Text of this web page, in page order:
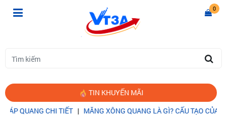
0
TIN KHUYẾN MÃI
CHI TIẾT|MĂNG XÔNG QUANG LÀ GÌ? CẤU TẠO CỦA MĂNG